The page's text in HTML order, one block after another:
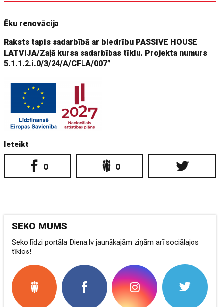
Ēku renovācija
Raksts tapis sadarbībā ar biedrību PASSIVE HOUSE
LATVIJA/Zaļā kursa sadarbības tīklu. Projekta numurs
5.1.1.2.i.0/3/24/A/CFLA/007”
Ieteikt
0 0
SEKO MUMS
Seko līdzi portāla Diena.lv jaunākajām ziņām arī sociālajos
tīklos!